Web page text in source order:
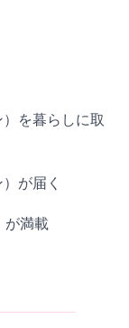
を暮らしに取
が届く
が満載